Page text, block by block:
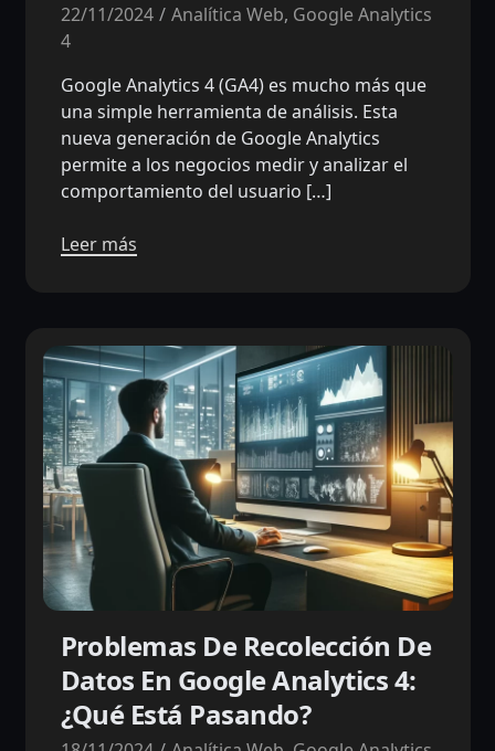
22/11/2024 Analítica Web, Google Analytics
4
Google Analytics 4 (GA4) es mucho más que
una simple herramienta de análisis. Esta
nueva generación de Google Analytics
permite a los negocios medir y analizar el
comportamiento del usuario […]
Leer más
Problemas De Recolección De
Datos En Google Analytics 4:
¿Qué Está Pasando?